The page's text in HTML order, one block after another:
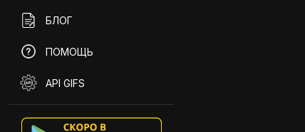
БЛОГ
ПОМОЩЬ
API GIFS